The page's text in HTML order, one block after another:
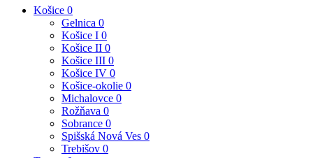
Košice 0
Gelnica 0
Košice I 0
Košice II 0
Košice III 0
Košice IV 0
Košice-okolie 0
Michalovce 0
Rožňava 0
Sobrance 0
Spišská Nová Ves 0
Trebišov 0